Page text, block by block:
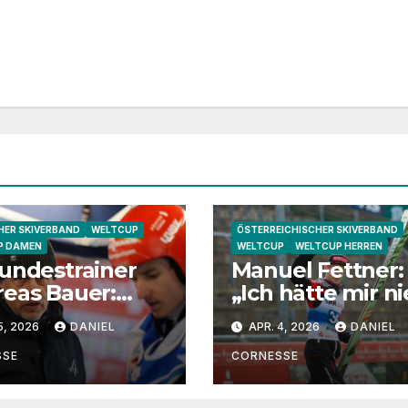
SKIVERBAND
WELTCUP
DAMEN
Bauer:
Schmid
eine extrem
2026 DANIEL
ÖSTERREICHISCHER SKIVERBAND
WELTCUP
WELTCUP HERREN
Manuel Fettner:
„Ich hätte mir
vorgestellt, dass
so lange
APR. 4, 2026 DANIEL
CORNESSE